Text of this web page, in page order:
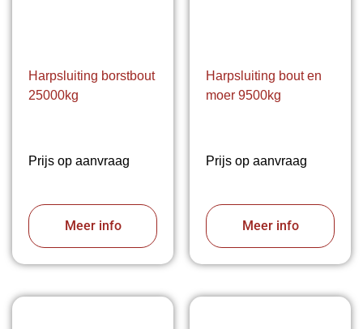
Harpsluiting borstbout
25000kg
Prijs op aanvraag
Meer info
Harpsluiting bout en
moer 9500kg
Prijs op aanvraag
Meer info